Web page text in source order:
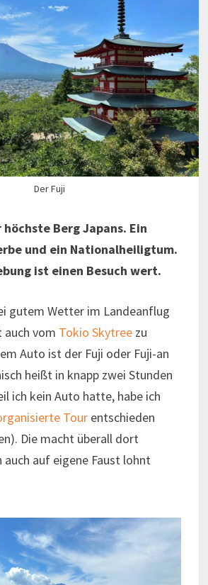
Der Fuji
Berg Japans. Ein
und ein Nationalheiligtum.
ist einen Besuch wert.
gutem Wetter im Landeanflug
auch vom Tokio Skytreezu
Auto ist der Fuji oder Fuji-an
heißt in knapp zwei Stunden
ich kein Auto hatte, habe ich
Tourentschieden
Die macht überall dort
auf eigene Faust lohnt